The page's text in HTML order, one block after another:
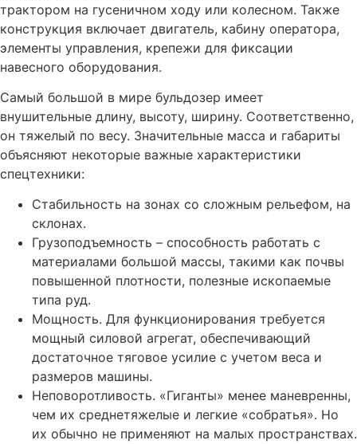
трактором на гусеничном ходу или колесном. Также
конструкция включает двигатель, кабину оператора,
элементы управления, крепежи для фиксации
навесного оборудования.
Самый большой в мире бульдозер имеет
внушительные длину, высоту, ширину. Соответственно,
он тяжелый по весу. Значительные масса и габариты
объясняют некоторые важные характеристики
спецтехники:
Стабильность на зонах со сложным рельефом, на
склонах.
Грузоподъемность – способность работать с
материалами большой массы, такими как почвы
повышенной плотности, полезные ископаемые
типа руд.
Мощность. Для функционирования требуется
мощный силовой агрегат, обеспечивающий
достаточное тяговое усилие с учетом веса и
размеров машины.
Неповоротливость. «Гиганты» менее маневренны,
чем их среднетяжелые и легкие «собратья». Но
их обычно не применяют на малых пространствах.